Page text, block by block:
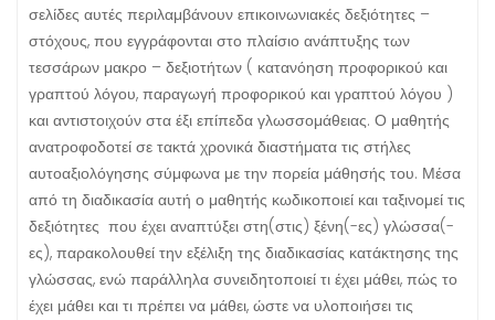
σελίδες αυτές περιλαμβάνουν επικοινωνιακές δεξιότητες –
στόχους, που εγγράφονται στο πλαίσιο ανάπτυξης των
τεσσάρων μακρο – δεξιοτήτων ( κατανόηση προφορικού και
γραπτού λόγου, παραγωγή προφορικού και γραπτού λόγου )
και αντιστοιχούν στα έξι επίπεδα γλωσσομάθειας. Ο μαθητής
ανατροφοδοτεί σε τακτά χρονικά διαστήματα τις στήλες
αυτοαξιολόγησης σύμφωνα με την πορεία μάθησής του. Μέσα
από τη διαδικασία αυτή ο μαθητής κωδικοποιεί και ταξινομεί τις
δεξιότητες που έχει αναπτύξει στη(στις) ξένη(-ες) γλώσσα(-
ες), παρακολουθεί την εξέλιξη της διαδικασίας κατάκτησης της
γλώσσας, ενώ παράλληλα συνειδητοποιεί τι έχει μάθει, πώς το
έχει μάθει και τι πρέπει να μάθει, ώστε να υλοποιήσει τις